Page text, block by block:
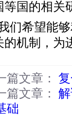
等国的相关
们希望能
的机制，为
篇文章：
篇文章：
础